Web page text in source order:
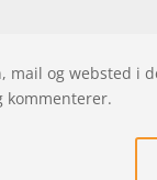
mail og websted i
kommenterer.